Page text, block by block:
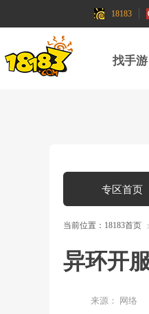
18183
找手游
专区首页
当前位置： 18183首页
异环开
来源： 网络